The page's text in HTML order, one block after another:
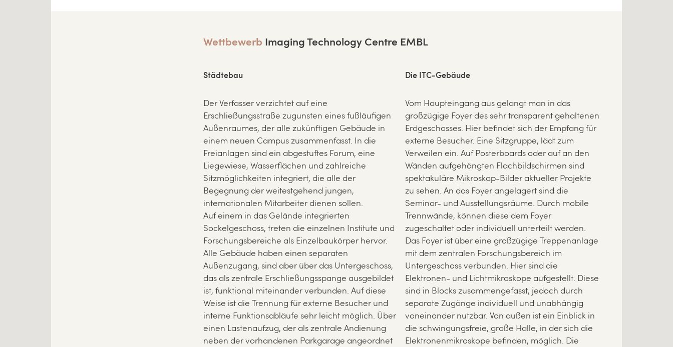
Wettbewerb Imaging Technology Centre EMBL
Städtebau
Der Verfasser verzichtet auf eine
Erschließungsstraße zugunsten eines fußläufigen
Außenraumes, der alle zukünftigen Gebäude in
einem neuen Campus zusammenfasst. In die
Freianlagen sind ein abgestuftes Forum, eine
Liegewiese, Wasserflächen und zahlreiche
Sitzmöglichkeiten integriert, die alle der
Begegnung der weitestgehend jungen,
internationalen Mitarbeiter dienen sollen.
Auf einem in das Gelände integrierten
Sockelgeschoss, treten die einzelnen Institute und
Forschungsbereiche als Einzelbaukörper hervor.
Alle Gebäude haben einen separaten
Außenzugang, sind aber über das Untergeschoss,
das als zentrale Erschließungsspange ausgebildet
ist, funktional miteinander verbunden. Auf diese
Weise ist die Trennung für externe Besucher und
interne Funktionsabläufe sehr leicht möglich. Über
einen Lastenaufzug, der als zentrale Andienung
neben der vorhandenen Parkgarage angeordnet
Die ITC-Gebäude
Vom Haupteingang aus gelangt man in das
großzügige Foyer des sehr transparent gehaltenen
Erdgeschosses. Hier befindet sich der Empfang für
externe Besucher. Eine Sitzgruppe, lädt zum
Verweilen ein. Auf Posterboards oder auf an den
Wänden aufgehängten Flachbildschirmen sind
spektakuläre Mikroskop-Bilder aktueller Projekte
zu sehen. An das Foyer angelagert sind die
Seminar- und Ausstellungsräume. Durch mobile
Trennwände, können diese dem Foyer
zugeschaltet oder individuell unterteilt werden.
Das Foyer ist über eine großzügige Treppenanlage
mit dem zentralen Forschungsbereich im
Untergeschoss verbunden. Hier sind die
Elektronen- und Lichtmikroskope aufgestellt. Diese
sind in Blocks zusammengefasst, jedoch durch
separate Zugänge individuell und unabhängig
voneinander nutzbar. Von außen ist ein Einblick in
die schwingungsfreie, große Halle, in der sich die
Elektronenmikroskope befinden, möglich. Die